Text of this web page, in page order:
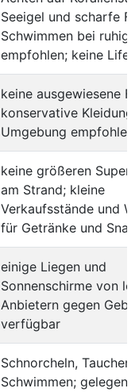
Seeigel und scharfe
Schwimmen bei
empfohlen; keine
keine ausgewiesene
konservative Kleidung
Umgebung empfohlen
keine größeren
am Strand; kleine
Verkaufsstände und
für Getränke und
einige Liegen und
Sonnenschirme von
Anbietern gegen
verfügbar
Schnorcheln, Tauchen,
Schwimmen;